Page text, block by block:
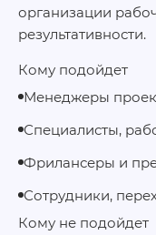
организации
результативности.
Кому подойдет
Менеджеры
Специалисты,
Фрилансеры и
Сотрудники,
Кому не подойдет